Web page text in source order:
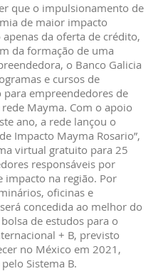
que o impulsionamento de
de maior impacto
apenas da oferta de crédito,
da formação de uma
o Banco Galicia
e cursos de
para empreendedores de
Mayma. Com o apoio
ano, a rede lançou o
Impacto Mayma Rosario”,
virtual gratuito para 25
responsáveis por
impacto na região. Por
oficinas e
concedida ao melhor do
de estudos para o
+ B, previsto
no México em 2021,
Sistema B.